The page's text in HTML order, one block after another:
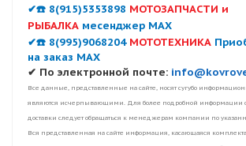
✔☎️ 8(915)5353898 МОТОЗАПЧАСТИ и
РЫБАЛКА месенджер MAX
✔☎️ 8(995)9068204 МОТОТЕХНИКА
на заказ MAX
✔ По электронной почте:
Все данные, представленные на сайте, носят сугубо
являются исчерпывающими. Для более подробной информации о
доставки следует обращаться к менеджерам компании по
Вся представленная на сайте информация, касающаяся